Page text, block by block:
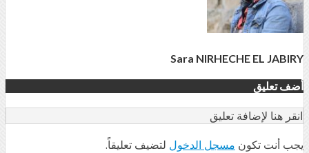
Sara NIRHECHE EL JABIRY
أضف تعليق
انقر هنا لإضافة تعليق
يجب أنت تكون مسجل الدخول لتضيف تعليقاً.